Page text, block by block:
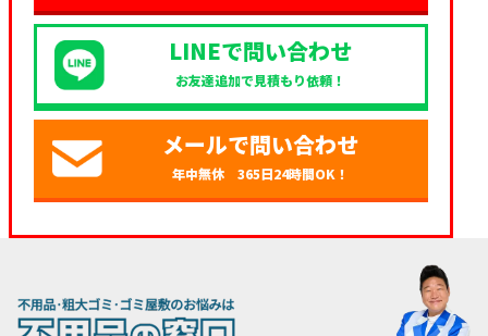
LINEで問い合わせ
お友達追加で見積もり依頼！
メールで問い合わせ
年中無休 365日24時間OK！